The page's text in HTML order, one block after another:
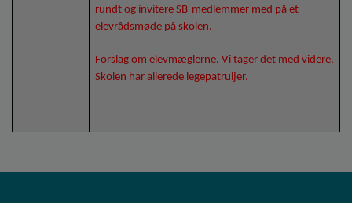
rundt og invitere SB-medlemmer med på et
elevrådsmøde på skolen.
Forslag om elevmæglerne. Vi tager det med videre.
Skolen har allerede legepatruljer.